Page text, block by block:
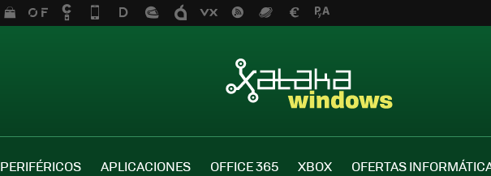
PERIFÉRICOS APLICACIONES OFFICE 365 XBOX OFERTAS